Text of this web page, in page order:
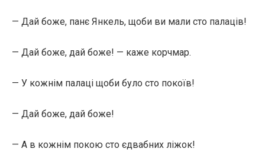
— Дай боже, панє Янкель, щоби ви мали сто палаців!
— Дай боже, дай боже! — каже корчмар.
— У кожнім палаці щоби було сто покоїв!
— Дай боже, дай боже!
— А в кожнім покою сто єдвабних ліжок!